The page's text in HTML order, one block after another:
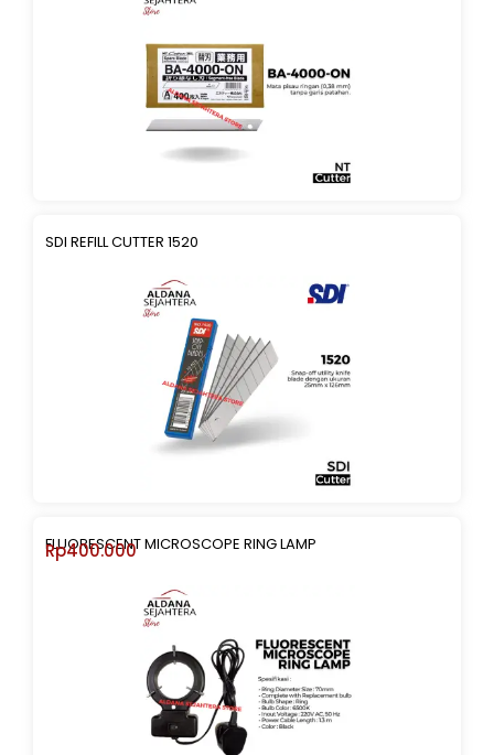
SDI REFILL CUTTER 1520
FLUORESCENT MICROSCOPE RING LAMP
Rp400.000